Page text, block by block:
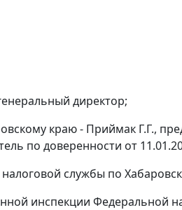
директор;
краю - Приймак Г.Г.,
по доверенности от
службы по
инспекции Федеральной